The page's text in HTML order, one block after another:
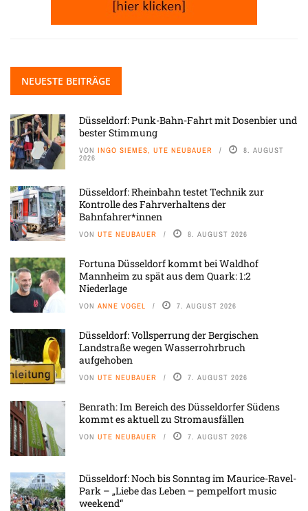
NEUESTE BEITRÄGE
Düsseldorf: Punk-Bahn-Fahrt mit Dosenbier und
bester Stimmung
VON INGO SIEMES, UTE NEUBAUER 8. AUGUST
2026
Düsseldorf: Rheinbahn testet Technik zur
Kontrolle des Fahrverhaltens der
Bahnfahrer*innen
VON UTE NEUBAUER 8. AUGUST 2026
Fortuna Düsseldorf kommt bei Waldhof
Mannheim zu spät aus dem Quark: 1:2
Niederlage
VON ANNE VOGEL 7. AUGUST 2026
Düsseldorf: Vollsperrung der Bergischen
Landstraße wegen Wasserrohrbruch
aufgehoben
VON UTE NEUBAUER 7. AUGUST 2026
Benrath: Im Bereich des Düsseldorfer Südens
kommt es aktuell zu Stromausfällen
VON UTE NEUBAUER 7. AUGUST 2026
Düsseldorf: Noch bis Sonntag im Maurice-Ravel-
Park – „Liebe das Leben – pempelfort music
weekend“